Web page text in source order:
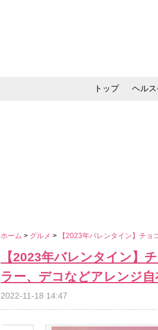
トップ ヘル
ホーム > グルメ > 【2023年バレンタイン】チ
【2023年バレンタイン】
ラー、デコなどアレンジ自
2022-11-18 14:47